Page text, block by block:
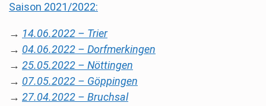
Saison 2021/2022:
→ 14.06.2022 – Trier
→ 04.06.2022 – Dorfmerkingen
→ 25.05.2022 – Nöttingen
→ 07.05.2022 – Göppingen
→ 27.04.2022 – Bruchsal